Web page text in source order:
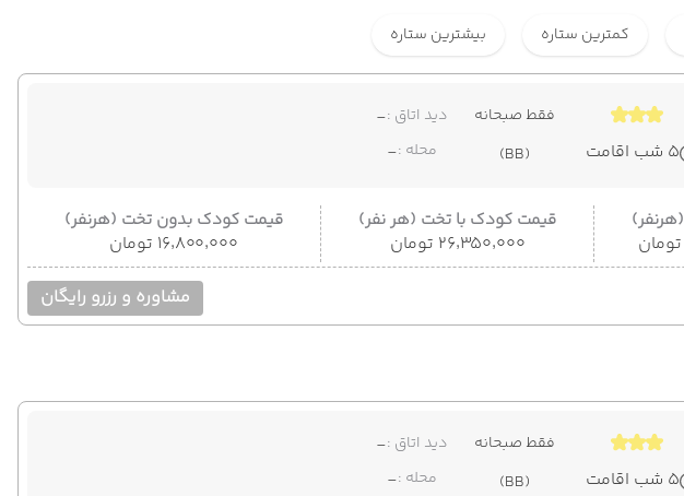
کمترین ستاره بیشترین ستاره
5 شب اقامت
فقط صبحانه
(BB)
دید اتاق :-
محله :-
قیمت کودک با تخت (هر نفر)
۲۶٬۳۵۰٬۰۰۰ تومان
قیمت کودک بدون تخت (هرنفر)
۱۶٬۸۰۰٬۰۰۰ تومان
مشاوره و رزرو رایگان
5 شب اقامت
فقط صبحانه
(BB)
دید اتاق :-
محله :-